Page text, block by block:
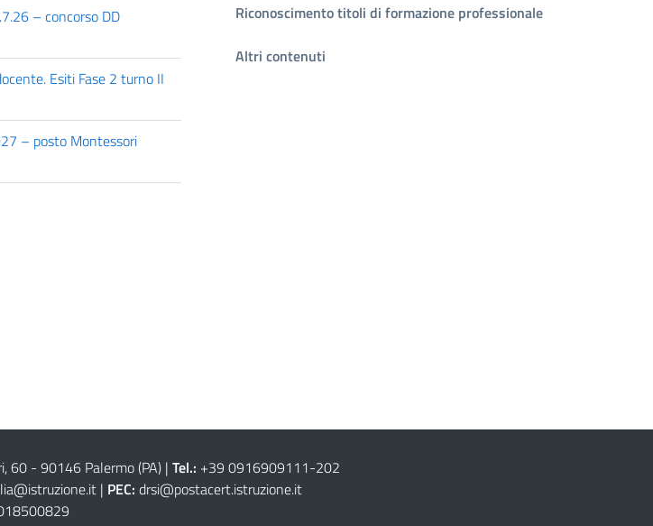
Riconoscimento titoli di formazione professionale
Altri contenuti
– concorso DD
Esiti Fase 2 turno II
– posto Montessori
60 - 90146 Palermo (PA)| Tel.: +39 0916909111-202
| PEC: drsi@postacert.istruzione.it